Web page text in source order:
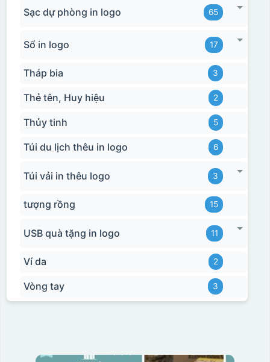
Sạc dự phòng in logo 65
Sổ in logo 17
Tháp bia 3
Thẻ tên, Huy hiệu 2
Thủy tinh 5
Túi du lịch thêu in logo 6
Túi vải in thêu logo 3
tượng rồng 15
USB quà tặng in logo 11
Ví da 2
Vòng tay 3